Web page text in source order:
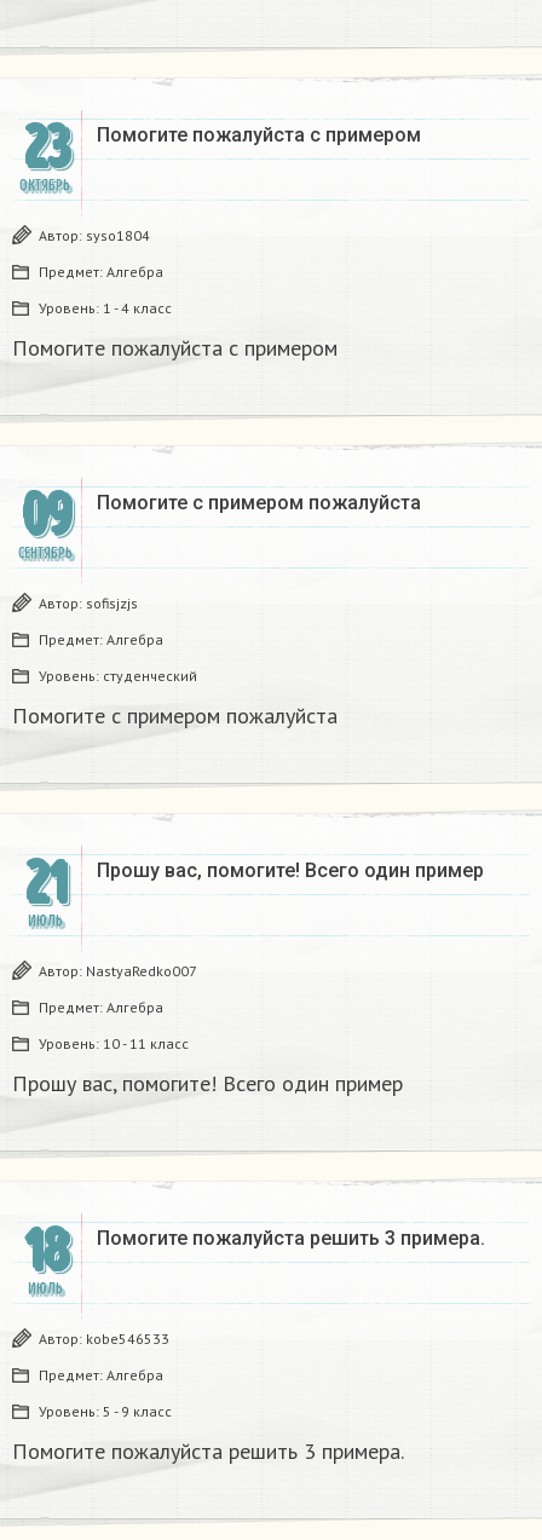
23
ОКТЯБРЬ
Помогите пожалуйста с примером
Автор: syso1804
Предмет: Алгебра
Уровень: 1 - 4 класс
Помогите пожалуйста с примером
09
СЕНТЯБРЬ
Помогите с примером пожалуйста
Автор: sofisjzjs
Предмет: Алгебра
Уровень: студенческий
Помогите с примером пожалуйста
21
ИЮЛЬ
Прошу вас, помогите! Всего один пример
Автор: NastyaRedko007
Предмет: Алгебра
Уровень: 10 - 11 класс
Прошу вас, помогите! Всего один пример
18
ИЮЛЬ
Помогите пожалуйста решить 3 примера. ​
Автор: kobe546533
Предмет: Алгебра
Уровень: 5 - 9 класс
Помогите пожалуйста решить 3 примера. ​